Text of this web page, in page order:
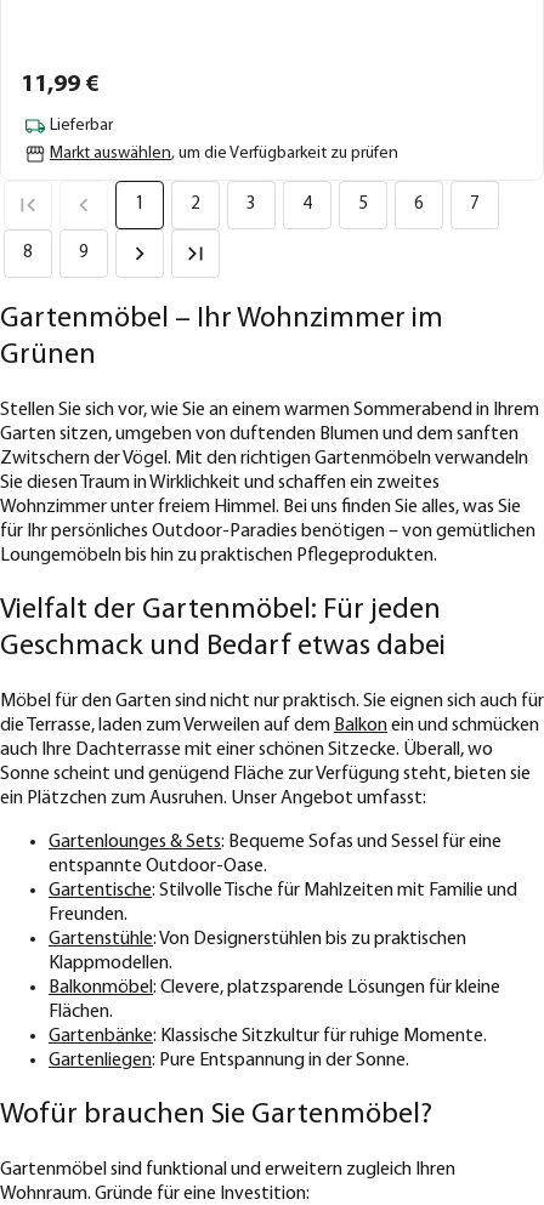
11,99 €
Lieferbar
Markt auswählen, um die Verfügbarkeit zu prüfen
1 2 3 4 5 6 7
8 9
Gartenmöbel – Ihr Wohnzimmer im
Grünen
Stellen Sie sich vor, wie Sie an einem warmen Sommerabend in Ihrem
Garten sitzen, umgeben von duftenden Blumen und dem sanften
Zwitschern der Vögel. Mit den richtigen Gartenmöbeln verwandeln
Sie diesen Traum in Wirklichkeit und schaffen ein zweites
Wohnzimmer unter freiem Himmel. Bei uns finden Sie alles, was Sie
für Ihr persönliches Outdoor-Paradies benötigen – von gemütlichen
Loungemöbeln bis hin zu praktischen Pflegeprodukten.
Vielfalt der Gartenmöbel: Für jeden
Geschmack und Bedarf etwas dabei
Möbel für den Garten sind nicht nur praktisch. Sie eignen sich auch für
die Terrasse, laden zum Verweilen auf dem Balkonein und schmücken
auch Ihre Dachterrasse mit einer schönen Sitzecke. Überall, wo
Sonne scheint und genügend Fläche zur Verfügung steht, bieten sie
ein Plätzchen zum Ausruhen. Unser Angebot umfasst:
Gartenlounges & Sets: Bequeme Sofas und Sessel für eine
entspannte Outdoor-Oase.
Gartentische: Stilvolle Tische für Mahlzeiten mit Familie und
Freunden.
Gartenstühle: Von Designerstühlen bis zu praktischen
Klappmodellen.
Balkonmöbel : Clevere, platzsparende Lösungen für kleine
Flächen.
Gartenbänke: Klassische Sitzkultur für ruhige Momente.
Gartenliegen: Pure Entspannung in der Sonne.
Wofür brauchen Sie Gartenmöbel?
Gartenmöbel sind funktional und erweitern zugleich Ihren
Wohnraum. Gründe für eine Investition: